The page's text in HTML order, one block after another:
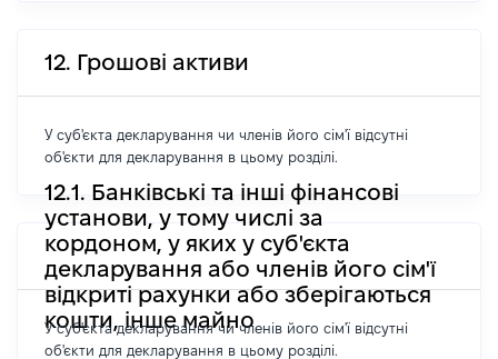
12. Грошові активи
У суб'єкта декларування чи членів його сім'ї відсутні
об'єкти для декларування в цьому розділі.
12.1. Банківські та інші фінансові
установи, у тому числі за
кордоном, у яких у суб'єкта
декларування або членів його сім'ї
відкриті рахунки або зберігаються
кошти, інше майно
У суб'єкта декларування чи членів його сім'ї відсутні
об'єкти для декларування в цьому розділі.